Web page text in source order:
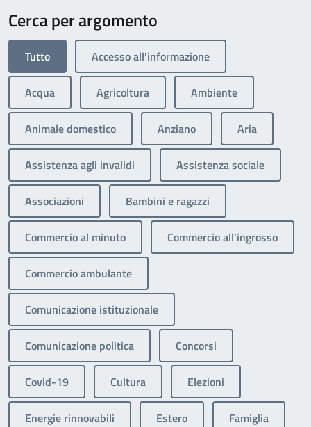
Cerca per argomento
Tutto Accesso all'informazione
Acqua Agricoltura Ambiente
Animale domestico Anziano Aria
Assistenza agli invalidi Assistenza sociale
Associazioni Bambini e ragazzi
Commercio al minuto Commercio all'ingrosso
Commercio ambulante
Comunicazione istituzionale
Comunicazione politica Concorsi
Covid-19 Cultura Elezioni
Energie rinnovabili Estero Famiglia